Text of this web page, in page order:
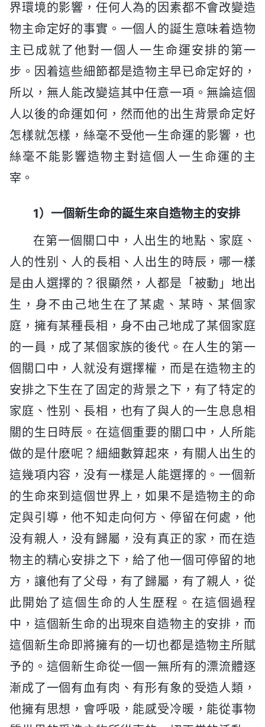
界環境的影響，任何人為的因素都不會改變造
物主命定好的事實。一個人的誕生意味着造物
主已成就了他對一個人一生命運安排的第一
步。因着這些細節都是造物主早已命定好的，
所以，無人能改變這其中任意一項。無論這個
人以後的命運如何，然而他的出生背景命定好
怎樣就怎樣，絲毫不受他一生命運的影響，也
絲毫不能影響造物主對這個人一生命運的主
宰。
1）一個新生命的誕生來自造物主的安排
在第一個關口中，人出生的地點、家庭、
人的性别、人的長相、人出生的時辰，哪一樣
是由人選擇的？很顯然，人都是「被動」地出
生，身不由己地生在了某處、某時、某個家
庭，擁有某種長相，身不由己地成了某個家庭
的一員，成了某個家族的後代。在人生的第一
個關口中，人就没有選擇權，而是在造物主的
安排之下生在了固定的背景之下，有了特定的
家庭、性别、長相，也有了與人的一生息息相
關的生日時辰。在這個重要的關口中，人所能
做的是什麽呢？細細數算起來，有關人出生的
這幾項内容，没有一樣是人能選擇的。一個新
的生命來到這個世界上，如果不是造物主的命
定與引導，他不知走向何方、停留在何處，他
没有親人，没有歸屬，没有真正的家，而在造
物主的精心安排之下，給了他一個可停留的地
方，讓他有了父母，有了歸屬，有了親人，從
此開始了這個生命的人生歷程。在這個過程
中，這個新生命的出現來自造物主的安排，而
這個新生命即將擁有的一切也都是造物主所賦
予的。這個新生命從一個一無所有的漂流體逐
漸成了一個有血有肉、有形有象的受造人類，
他擁有思想，會呼吸，能感受冷暖，能從事物